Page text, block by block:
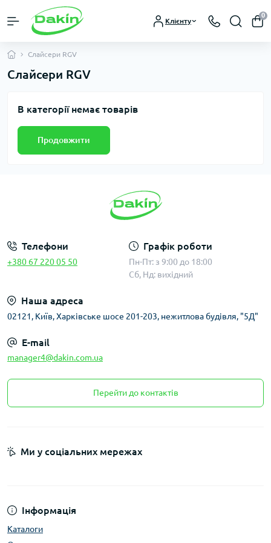
Клієнту
0
Слайсери RGV
Слайсери RGV
В категорії немає товарів
Продовжити
Телефони
+380 67 220 05 50
Графік роботи
Пн-Пт: з 9:00 до 18:00
Сб, Нд: вихідний
Наша адреса
02121, Київ, Харківське шосе 201-203, нежитлова будівля, "5Д"
E-mail
manager4@dakin.com.ua
Перейти до контактів
Інформація
Каталоги
Ми у соціальних мережах